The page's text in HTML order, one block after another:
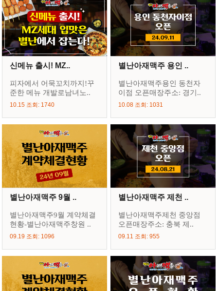
신메뉴 출시! MZ..
피자에서 어묵꼬치까지!꾸
준한 메뉴 개발로남녀노..
10.15 조회: 1740
별난아재맥주 용인 ..
별난아재맥주용인 동천자
이점 오픈매장주소: 경기..
10.08 조회: 1031
별난아재맥주 9월 ..
별난아재맥주9월 계약체결
현황-별난아재맥주창원 ..
09.19 조회: 1096
별난아재맥주 제천 ..
별난아재맥주제천 중앙점
오픈매장주소: 충북 제..
09.11 조회: 955